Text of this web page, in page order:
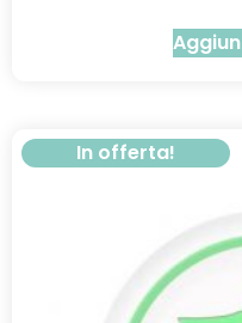
In offerta!